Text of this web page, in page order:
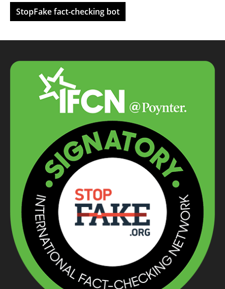
StopFake fact-checking bot